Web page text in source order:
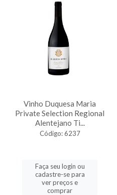
Vinho Duquesa Maria
Private Selection Regional
Alentejano Ti...
Código: 6237
Faça seu login ou
cadastre-se para
ver preços e
comprar